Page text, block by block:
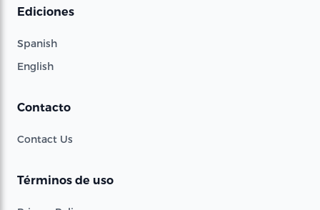
Ediciones
Spanish
English
Contacto
Contact Us
Términos de uso